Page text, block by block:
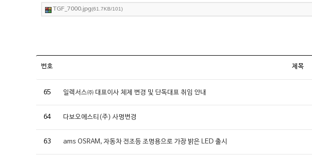
TGF_7000.jpg(61.7KB/101)
번호 제목
65 일렉서스㈜ 대표이사 체제 변경 및 단독대표 취임 안내
64 다보오에스티(주) 사명변경
63 ams OSRAM, 자동차 전조등 조명용으로 가장 밝은 LED 출시